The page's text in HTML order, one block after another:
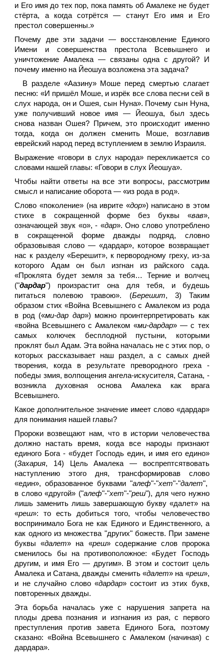
и Его имя до тех пор, пока память об Амалеке не будет
стёрта, а когда сотрётся — станут Его имя и Его
престол совершенны.»
Почему две эти задачи — восстановление Единого
Имени и совершенства престола Всевышнего и
уничтожение Амалека — связаны одна с другой? И
почему именно на Йеошуа возложена эта задача?
В разделе «Аазину» Моше перед смертью слагает
песню: «И пришёл Моше, и изрёк все слова песни сей в
слух народа, он и Ошея, сын Нуна». Почему сын Нуна,
уже получивший новое имя — Йеошуа, был здесь
снова назван Ошея? Причем, это происходит именно
тогда, когда он должен сменить Моше, возглавив
еврейский народ перед вступлением в землю Израиля.
Выражение «говори в слух народа» перекликается со
словами нашей главы: «Говори в слух Йеошуа».
Чтобы найти ответы на все эти вопросы, рассмотрим
смысл и написание оборота — «из рода в род».
Cлово «поколение» (на иврите «дор») написано в этом
стихе в сокращенной форме без буквы «вав»,
означающей звук «о», - «дар». Оно слово употреблено
в сокращенной форме дважды подряд, словно
образовывая слово — «дардар», которое возвращает
нас к разделу «Берешит», к первородному греху, из-за
которого Адам он был изгнан из райского сада.
«Проклята будет земля за тебя… Терние и волчец
("дардар") произрастит она для тебя, и будешь
питаться полевою травою». (Берешит, 3) Таким
образом стих «Война Всевышнего с Амалеком из рода
в род («ми-дар дар») можно проинтерпретировать как
«война Всевышнего с Амалеком «ми-дардар» — с тех
самых колючек бесплодной пустыни, которыми
проклят был Адам. Эта война началась не с этих пор, о
которых рассказывает наш раздел, а с самых дней
творения, когда в результате превородного греха -
победы змия, волпощения ангела-искусителя, Сатана, -
возникла духовная основа Амалека как врага
Всевышнего.
Какое дополнительное значение имеет слово «дардар»
для понимания нашей главы?
Пророки возвещают нам, что в истории человечества
должно настать время, когда все народы признают
единого Бога - «будет Господь един, и имя его едино»
(Захария, 14) Цель Амалека — воспрептсятвовать
наступлению этого дня, трансформировав слово
«един», образованное буквами "алеф"-"хет"-"далет",
в слово «другой» ("алеф"-"хет"-"реш"), для чего нужно
лишь заменить лишь завершающую букву «далет» на
«реш»: то есть добиться того, чтобы человечество
воспринимало Бога не как Единого и Единственного, а
как одного из множества "других" божеств. При замене
буквы «далет» на «реш» содержание слов пророка
сменилось бы на противоположное: «Будет Господь
другим, и имя Его — другим». В этом и состоит цель
Амалека и Сатана, дважды сменить «далет» на «реш»,
и не случайно слово «дардар» состоит из этих букв,
повторенных дважды.
Эта борьба началась уже с нарушения запрета на
плоды древа познания и изгнания из рая, с первого
преступления против завета Единого Бога, поэтому
сказано: «Война Всевышнего с Амалеком (начиная) с
дардара».